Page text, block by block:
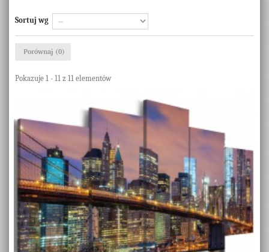
Sortuj wg
Porównaj (0)
Pokazuje 1 - 11 z 11 elementów